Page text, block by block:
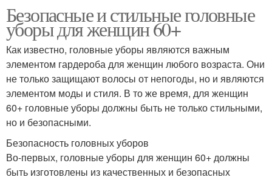
Безопасные и стильные головные
уборы для женщин 60+
Как известно, головные уборы являются важным
элементом гардероба для женщин любого возраста. Они
не только защищают волосы от непогоды, но и являются
элементом моды и стиля. В то же время, для женщин
60+ головные уборы должны быть не только стильными,
но и безопасными.
Безопасность головных уборов
Во-первых, головные уборы для женщин 60+ должны
быть изготовлены из качественных и безопасных